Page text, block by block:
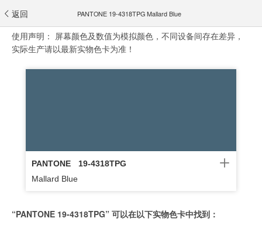
返回 PANTONE 19-4318TPG Mallard Blue
使用声明： 屏幕颜色及数值为模拟颜色，不同设备间存在差异，
实际生产请以最新实物色卡为准！
PANTONE
19-4318TPG
Mallard Blue
“PANTONE 19-4318TPG” 可以在以下实物色卡中找到：